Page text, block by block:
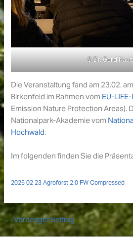
© Dr. Gerd
Die Veranstaltung fand am 23.02.
Birkenfeld im Rahmen vom EU-
Emission Nature Protection Areas).
Nationalpark-Akademie vom
Hochwald.
Im folgenden finden Sie die
2026 02 23 Agroforst 2.0 FW Compressed
← Vorheriger Beitrag